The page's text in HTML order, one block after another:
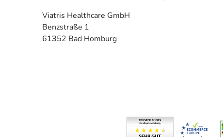
Viatris Healthcare GmbH
Benzstraße 1
61352 Bad Homburg